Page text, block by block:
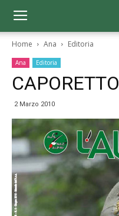
Home Ana Editoria
Ana Editoria
CAPORETTO
2 Marzo 2010